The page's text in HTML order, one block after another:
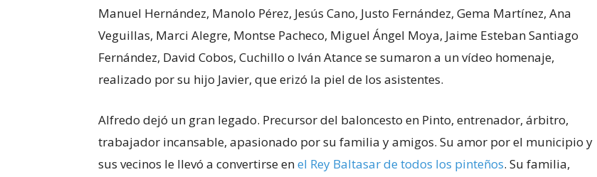
Manuel Hernández, Manolo Pérez, Jesús Cano, Justo Fernández, Gema Martínez, Ana
Veguillas, Marci Alegre, Montse Pacheco, Miguel Ángel Moya, Jaime Esteban Santiago
Fernández, David Cobos, Cuchillo o Iván Atance se sumaron a un vídeo homenaje,
realizado por su hijo Javier, que erizó la piel de los asistentes.
Alfredo dejó un gran legado. Precursor del baloncesto en Pinto, entrenador, árbitro,
trabajador incansable, apasionado por su familia y amigos. Su amor por el municipio y
sus vecinos le llevó a convertirse enel Rey Baltasar de todos los pinteños. Su familia,